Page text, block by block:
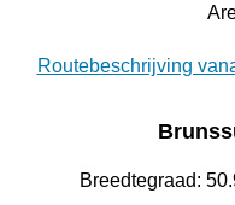
Routebeschrijving
Breedtegraad: